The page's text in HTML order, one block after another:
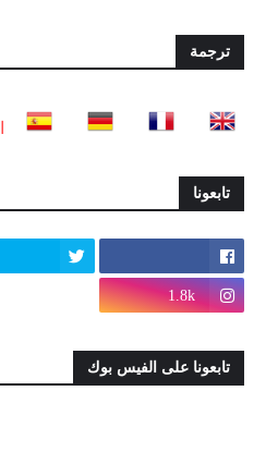
ترجمة
تابعونا
1.8k
تابعونا على الفيس بوك